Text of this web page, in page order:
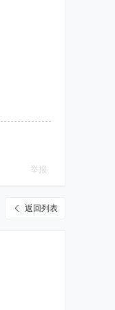
举报
返回列表